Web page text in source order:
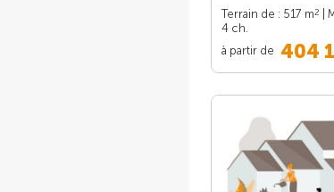
Terrain de : 517 m2 |
4 ch.
à partir de 404